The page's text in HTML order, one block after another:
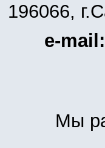
196066,
e-mail:
Мы